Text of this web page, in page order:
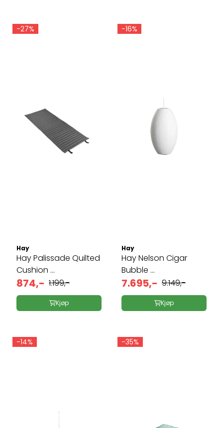
-27%
Hay
Hay Palissade Quilted
Cushion ...
874,- 1.199,-
Kjøp
-16%
Hay
Hay Nelson Cigar
Bubble ...
7.695,- 9.149,-
Kjøp
-14% -35%